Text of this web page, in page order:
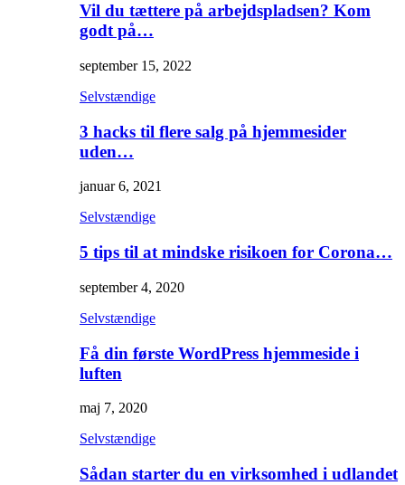
Vil du tættere på arbejdspladsen? Kom
godt på…
september 15, 2022
Selvstændige
3 hacks til flere salg på hjemmesider
uden…
januar 6, 2021
Selvstændige
5 tips til at mindske risikoen for Corona…
september 4, 2020
Selvstændige
Få din første WordPress hjemmeside i
luften
maj 7, 2020
Selvstændige
Sådan starter du en virksomhed i udlandet